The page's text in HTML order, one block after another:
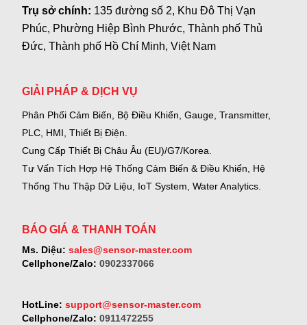
Trụ sở chính: 135 đường số 2, Khu Đô Thị Vạn
Phúc, Phường Hiệp Bình Phước, Thành phố Thủ
Đức, Thành phố Hồ Chí Minh, Việt Nam
GIẢI PHÁP & DỊCH VỤ
Phân Phối Cảm Biến, Bộ Điều Khiển, Gauge, Transmitter,
PLC, HMI, Thiết Bị Điện.
Cung Cấp Thiết Bị Châu Âu (EU)/G7/Korea.
Tư Vấn Tích Hợp Hệ Thống Cảm Biến & Điều Khiển, Hệ
Thống Thu Thập Dữ Liệu, IoT System, Water Analytics.
BÁO GIÁ & THANH TOÁN
Ms. Diệu: sales@sensor-master.com
Cellphone/Zalo: 0902337066
HotLine: support@sensor-master.com
Cellphone/Zalo: 0911472255